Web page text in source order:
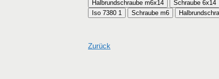
Halbrundschraube m6x14
Schraube 6x14
Iso 7380 1
Schraube m6
Zurück